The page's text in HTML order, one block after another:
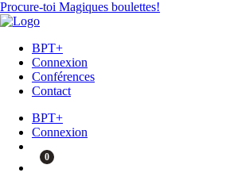
Procure-toi Magiques boulettes!
BPT+
Connexion
Conférences
Contact
BPT+
Connexion
0